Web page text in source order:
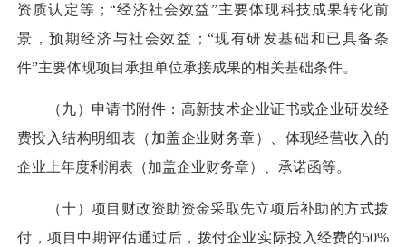
资质认定等；“经济社会效益”主要体现科技成果转化前
景，预期经济与社会效益；“现有研发基础和已具备条
件”主要体现项目承担单位承接成果的相关基础条件。
（九）申请书附件：高新技术企业证书或企业研发经
费投入结构明细表（加盖企业财务章）、体现经营收入的
企业上年度利润表（加盖企业财务章）、承诺函等。
（十）项目财政资助资金采取先立项后补助的方式拨
付，项目中期评估通过后，拨付企业实际投入经费的50%